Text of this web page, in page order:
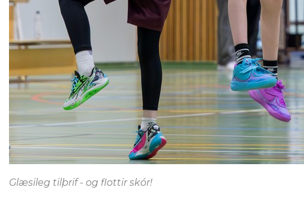
Glæsileg tilþrif - og flottir skór!